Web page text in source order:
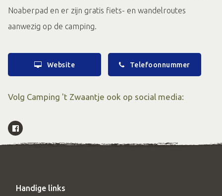
Noaberpad en er zijn gratis fiets- en wandelroutes
aanwezig op de camping.
Website Telefoonnummer
Volg Camping 't Zwaantje ook op social media:
Handige links